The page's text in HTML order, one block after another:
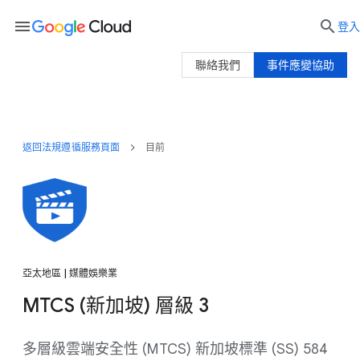
返回法規遵循服務頁面 目前
亞太地區 | 媒體娛樂業
MTCS (新加坡) 層級 3
多層級雲端安全性 (MTCS) 新加坡標準 (SS) 584
menu  登入
事件應變協助
聯絡我們